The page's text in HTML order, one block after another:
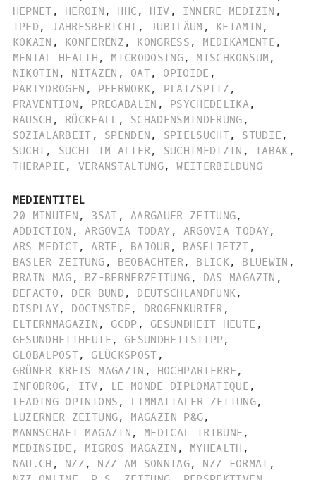
HEPNET , HEROIN , HHC , HIV , INNERE MEDIZIN ,
IPED , JAHRESBERICHT , JUBILÄUM , KETAMIN ,
KOKAIN , KONFERENZ , KONGRESS , MEDIKAMENTE ,
MENTAL HEALTH , MICRODOSING, MISCHKONSUM ,
NIKOTIN , NITAZEN , OAT, OPIOIDE ,
PARTYDROGEN , PEERWORK, PLATZSPITZ ,
PRÄVENTION , PREGABALIN , PSYCHEDELIKA,
RAUSCH , RÜCKFALL , SCHADENSMINDERUNG ,
SOZIALARBEIT , SPENDEN , SPIELSUCHT, STUDIE ,
SUCHT, SUCHT IM ALTER, SUCHTMEDIZIN , TABAK ,
THERAPIE , VERANSTALTUNG, WEITERBILDUNG
MEDIENTITEL
20 MINUTEN , 3SAT , AARGAUER ZEITUNG,
ADDICTION , ARGOVIA TODAY , ARGOVIA TODAY,
ARS MEDICI , ARTE , BAJOUR, BASELJETZT ,
BASLER ZEITUNG , BEOBACHTER, BLICK, BLUEWIN ,
BRAIN MAG , BZ-BERNERZEITUNG , DAS MAGAZIN ,
DEFACTO , DER BUND , DEUTSCHLANDFUNK,
DISPLAY, DOCINSIDE , DROGENKURIER ,
ELTERNMAGAZIN , GCDP , GESUNDHEIT HEUTE ,
GESUNDHEITHEUTE , GESUNDHEITSTIPP,
GLOBALPOST, GLÜCKSPOST ,
GRÜNER KREIS MAGAZIN , HOCHPARTERRE ,
INFODROG, ITV , LE MONDE DIPLOMATIQUE ,
LEADING OPINIONS , LIMMATTALER ZEITUNG,
LUZERNER ZEITUNG, MAGAZIN P&G,
MANNSCHAFT MAGAZIN , MEDICAL TRIBUNE ,
MEDINSIDE , MIGROS MAGAZIN , MYHEALTH ,
NAU.CH , NZZ , NZZ AM SONNTAG, NZZ FORMAT ,